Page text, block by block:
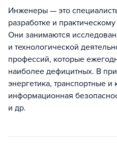
Инженеры — это
разработке и
Они занимаются
и технологической
профессий, которые
наиболее дефицитных. В
энергетика, транспортные
информационная
и др.